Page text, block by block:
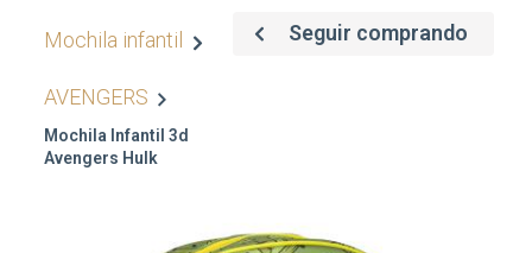
Mochila infantil
AVENGERS
Mochila Infantil 3d
Avengers Hulk
Seguir comprando